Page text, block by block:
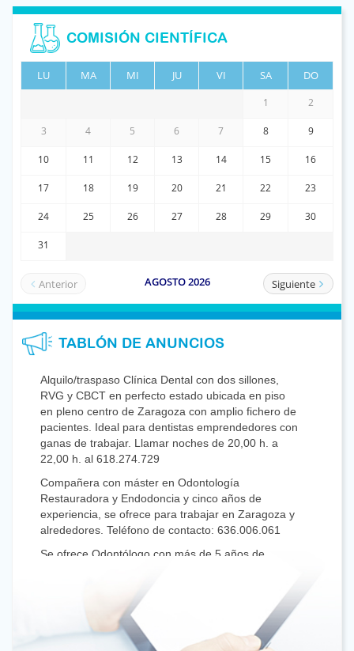
COMISIÓN CIENTÍFICA
TABLÓN DE ANUNCIOS
Alquilo/traspaso Clínica Dental con dos sillones,
RVG y CBCT en perfecto estado ubicada en piso
en pleno centro de Zaragoza con amplio fichero de
pacientes. Ideal para dentistas emprendedores con
ganas de trabajar. Llamar noches de 20,00 h. a
22,00 h. al 618.274.729
Compañera con máster en Odontología
Restauradora y Endodoncia y cinco años de
experiencia, se ofrece para trabajar en Zaragoza y
alrededores. Teléfono de contacto: 636.006.061
Se ofrece Odontólogo con más de 5 años de
calidad de tratamiento y atención al paciente.
Jornadas a convenir. email:
oralsurgerymayaon@gmail.com